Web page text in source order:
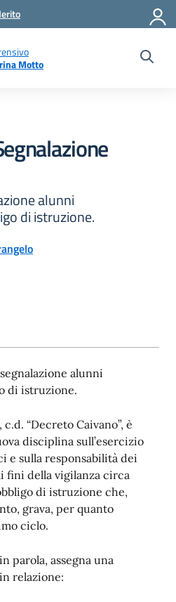
Motto
alunni
di istruzione.
alunni
di istruzione.
“Decreto Caivano”, è
disciplina sull’esercizio
e sulla responsabilità dei
fini della vigilanza circa
di istruzione che,
grava, per quanto
ciclo.
parola, assegna una
relazione: